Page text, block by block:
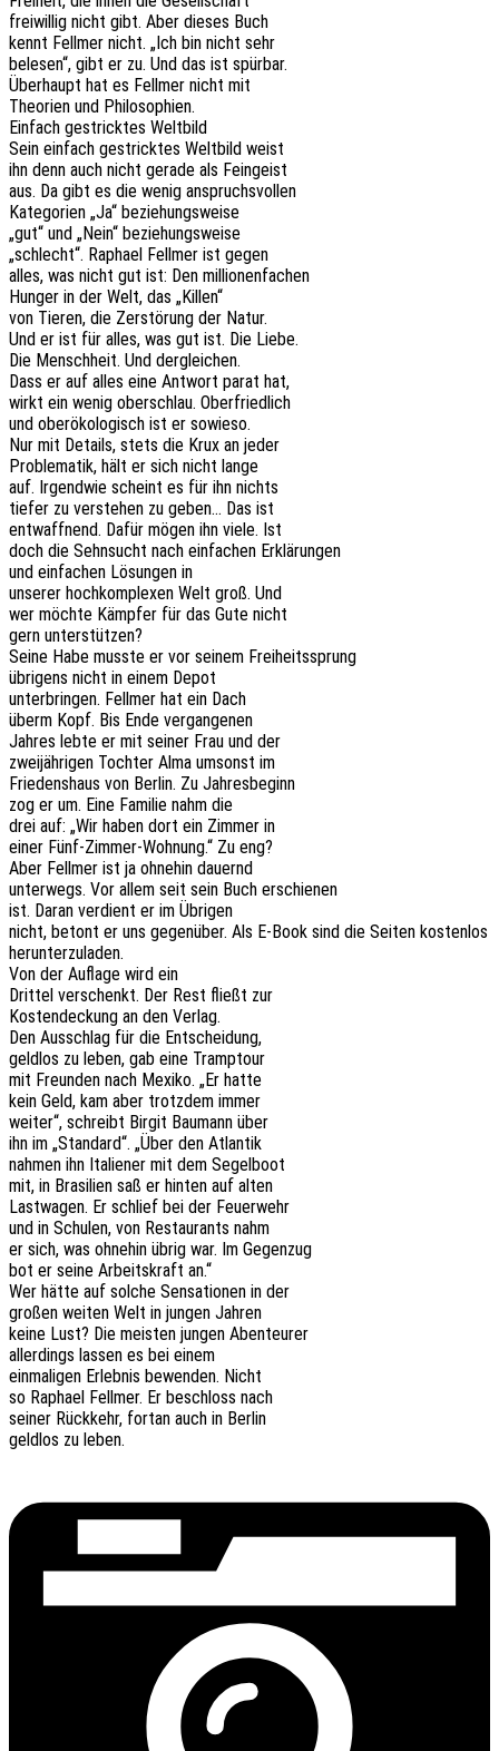
frei­wil­lig nicht gibt. Aber dieses Buch
kennt Fell­mer nicht. „Ich bin nicht sehr
bele­sen“, gibt er zu. Und das ist spürbar.
Über­haupt hat es Fell­mer nicht mit
Theo­rien und Philosophien.
Einfach gestrick­tes Weltbild
Sein einfach gestrick­tes Welt­bild weist
ihn denn auch nicht gerade als Feingeist
aus. Da gibt es die wenig anspruchsvollen
Kate­go­rien „Ja“ beziehungsweise
„gut“ und „Nein“ beziehungsweise
„schlecht“. Rapha­el Fell­mer ist gegen
alles, was nicht gut ist: Den millionenfachen
Hunger in der Welt, das „Killen“
von Tieren, die Zerstö­rung der Natur.
Und er ist für alles, was gut ist. Die Liebe.
Die Mensch­heit. Und dergleichen.
Dass er auf alles eine Antwort parat hat,
wirkt ein wenig ober­schlau. Oberfriedlich
und ober­öko­lo­gisch ist er sowieso.
Nur mit Details, stets die Krux an jeder
Proble­ma­tik, hält er sich nicht lange
auf. Irgend­wie scheint es für ihn nichts
tiefer zu verste­hen zu geben… Das ist
entwaff­nend. Dafür mögen ihn viele. Ist
doch die Sehn­sucht nach einfa­chen Erklärungen
und einfa­chen Lösun­gen in
unse­rer hoch­kom­ple­xen Welt groß. Und
wer möchte Kämp­fer für das Gute nicht
gern unterstützen?
Seine Habe musste er vor seinem Freiheitssprung
übri­gens nicht in einem Depot
unter­brin­gen. Fell­mer hat ein Dach
überm Kopf. Bis Ende vergangenen
Jahres lebte er mit seiner Frau und der
zwei­jäh­ri­gen Toch­ter Alma umsonst im
Frie­dens­haus von Berlin. Zu Jahresbeginn
zog er um. Eine Fami­lie nahm die
drei auf: „Wir haben dort ein Zimmer in
einer Fünf-Zimmer-Wohnung.“ Zu eng?
Aber Fell­mer ist ja ohne­hin dauernd
unter­wegs. Vor allem seit sein Buch erschienen
ist. Daran verdient er im Übrigen
nicht, betont er uns gegen­über. Als E‑Book sind die Seiten kosten­los
herunterzuladen.
Von der Aufla­ge wird ein
Drit­tel verschenkt. Der Rest fließt zur
Kosten­de­ckung an den Verlag.
Den Ausschlag für die Entscheidung,
geld­los zu leben, gab eine Tramptour
mit Freun­den nach Mexiko. „Er hatte
kein Geld, kam aber trotz­dem immer
weiter“, schreibt Birgit Baumann über
ihn im „Stan­dard“. „Über den Atlantik
nahmen ihn Italie­ner mit dem Segelboot
mit, in Brasi­li­en saß er hinten auf alten
Last­wa­gen. Er schlief bei der Feuerwehr
und in Schu­len, von Restau­rants nahm
er sich, was ohne­hin übrig war. Im Gegenzug
bot er seine Arbeits­kraft an.“
Wer hätte auf solche Sensa­tio­nen in der
großen weiten Welt in jungen Jahren
keine Lust? Die meis­ten jungen Abenteurer
aller­dings lassen es bei einem
einma­li­gen Erleb­nis bewen­den. Nicht
so Rapha­el Fell­mer. Er beschloss nach
seiner Rück­kehr, fortan auch in Berlin
geld­los zu leben.